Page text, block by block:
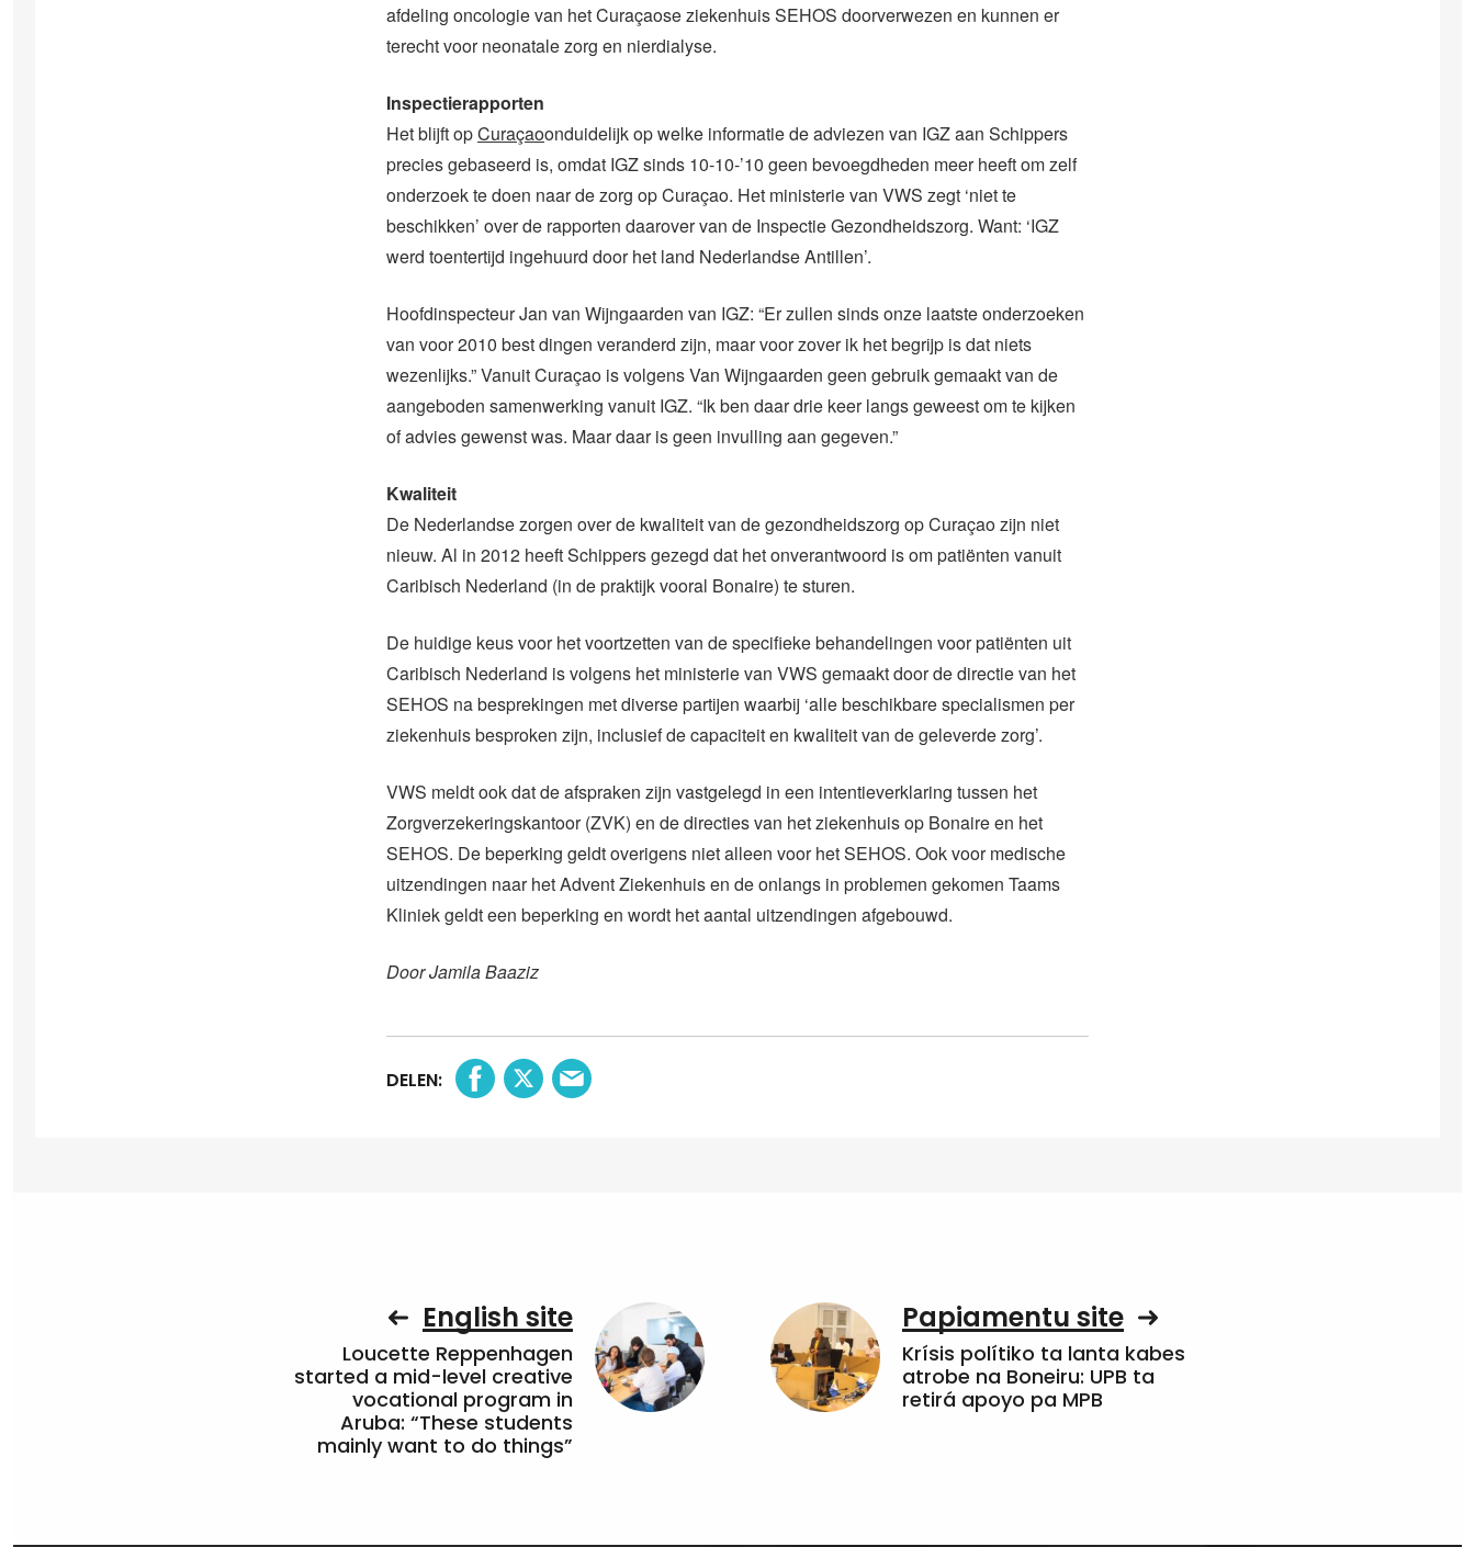
afdeling oncologie van het Curaçaose ziekenhuis SEHOS doorverwezen en kunnen er
terecht voor neonatale zorg en nierdialyse.
Inspectierapporten
Het blijft opCuraçaoonduidelijk op welke informatie de adviezen van IGZ aan Schippers
precies gebaseerd is, omdat IGZ sinds 10-10-’10 geen bevoegdheden meer heeft om zelf
onderzoek te doen naar de zorg op Curaçao. Het ministerie van VWS zegt ‘niet te
beschikken’ over de rapporten daarover van de Inspectie Gezondheidszorg. Want: ‘IGZ
werd toentertijd ingehuurd door het land Nederlandse Antillen’.
Hoofdinspecteur Jan van Wijngaarden van IGZ: “Er zullen sinds onze laatste onderzoeken
van voor 2010 best dingen veranderd zijn, maar voor zover ik het begrijp is dat niets
wezenlijks.” Vanuit Curaçao is volgens Van Wijngaarden geen gebruik gemaakt van de
aangeboden samenwerking vanuit IGZ. “Ik ben daar drie keer langs geweest om te kijken
of advies gewenst was. Maar daar is geen invulling aan gegeven.”
Kwaliteit
De Nederlandse zorgen over de kwaliteit van de gezondheidszorg op Curaçao zijn niet
nieuw. Al in 2012 heeft Schippers gezegd dat het onverantwoord is om patiënten vanuit
Caribisch Nederland (in de praktijk vooral Bonaire) te sturen.
De huidige keus voor het voortzetten van de specifieke behandelingen voor patiënten uit
Caribisch Nederland is volgens het ministerie van VWS gemaakt door de directie van het
SEHOS na besprekingen met diverse partijen waarbij ‘alle beschikbare specialismen per
ziekenhuis besproken zijn, inclusief de capaciteit en kwaliteit van de geleverde zorg’.
VWS meldt ook dat de afspraken zijn vastgelegd in een intentieverklaring tussen het
Zorgverzekeringskantoor (ZVK) en de directies van het ziekenhuis op Bonaire en het
SEHOS. De beperking geldt overigens niet alleen voor het SEHOS. Ook voor medische
uitzendingen naar het Advent Ziekenhuis en de onlangs in problemen gekomen Taams
Kliniek geldt een beperking en wordt het aantal uitzendingen afgebouwd.
Door Jamila Baaziz
DELEN:
English site
Loucette Reppenhagen
started a mid-level creative
vocational program in
Aruba: “These students
mainly want to do things”
Papiamentu site
Krísis polítiko ta lanta kabes
atrobe na Boneiru: UPB ta
retirá apoyo pa MPB